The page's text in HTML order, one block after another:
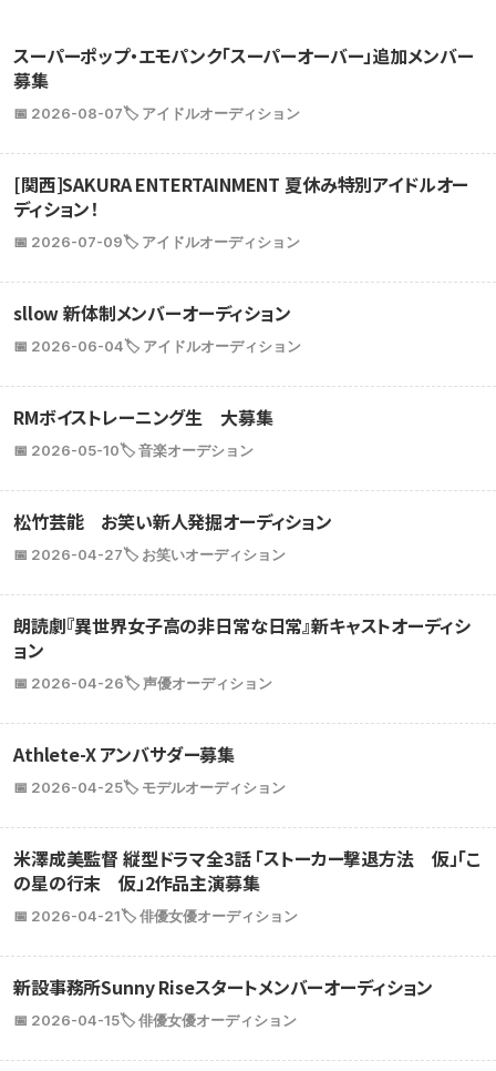
スーパーポップ・エモパンク「スーパーオーバー」追加メンバー
募集
📅 2026-08-07🏷️ アイドルオーディション
[関西]SAKURA ENTERTAINMENT 夏休み特別アイドルオー
ディション！
📅 2026-07-09🏷️ アイドルオーディション
sllow 新体制メンバーオーディション
📅 2026-06-04🏷️ アイドルオーディション
RMボイストレーニング生 大募集
📅 2026-05-10🏷️ 音楽オーデション
松竹芸能 お笑い新人発掘オーディション
📅 2026-04-27🏷️ お笑いオーディション
朗読劇『異世界女子高の非日常な日常』新キャストオーディシ
ョン
📅 2026-04-26🏷️ 声優オーディション
Athlete-X アンバサダー募集
📅 2026-04-25🏷️ モデルオーディション
米澤成美監督 縦型ドラマ全3話 「ストーカー撃退方法 仮」「こ
の星の行末 仮」2作品主演募集
📅 2026-04-21🏷️ 俳優女優オーディション
新設事務所Sunny Riseスタートメンバーオーディション
📅 2026-04-15🏷️ 俳優女優オーディション